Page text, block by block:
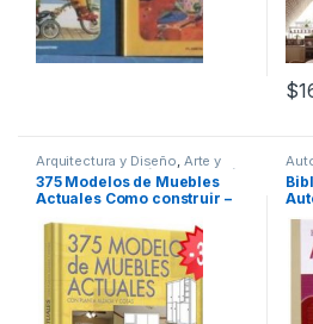
$
Arquitectura y Diseño Arte y
Afines Decoración , Decoración
y Muebles,Diseño ,Hogar y
Manualidades,Ingeniería,
General,Ofertas,Profesionales
y tecnicos
375 Modelos de Muebles
Actuales Como construir –